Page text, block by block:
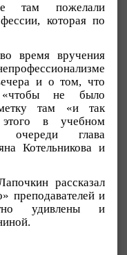
там пожелали
которая по
время вручения
и о том, что
«чтобы не было
там «и так
этого в учебном
глава
Котельникова и
рассказал
преподавателей и
удивлены и